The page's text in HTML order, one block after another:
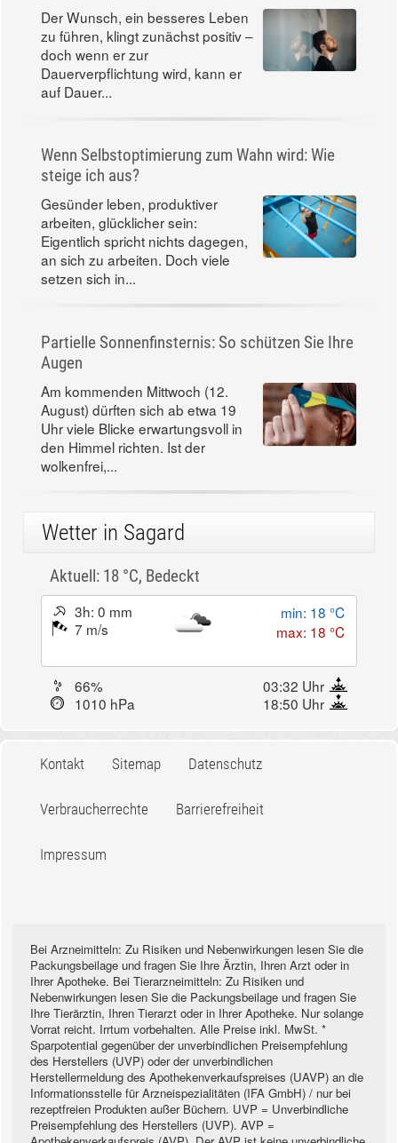
Der Wunsch, ein besseres Leben
zu führen, klingt zunächst positiv –
doch wenn er zur
Dauerverpflichtung wird, kann er
auf Dauer...
Wenn Selbstoptimierung zum Wahn wird: Wie
steige ich aus?
Gesünder leben, produktiver
arbeiten, glücklicher sein:
Eigentlich spricht nichts dagegen,
an sich zu arbeiten. Doch viele
setzen sich in...
Partielle Sonnenfinsternis: So schützen Sie Ihre
Augen
Am kommenden Mittwoch (12.
August) dürften sich ab etwa 19
Uhr viele Blicke erwartungsvoll in
den Himmel richten. Ist der
wolkenfrei,...
Wetter in Sagard
Aktuell: 18 °C, Bedeckt
3h: 0 mm
7 m/s
min: 18 °C
max: 18 °C
66%
03:32 Uhr
1010 hPa
18:50 Uhr
Kontakt Sitemap Datenschutz
Verbraucherrechte Barrierefreiheit
Impressum
Bei Arzneimitteln: Zu Risiken und Nebenwirkungen lesen Sie die
Packungsbeilage und fragen Sie Ihre Ärztin, Ihren Arzt oder in
Ihrer Apotheke. Bei Tierarzneimitteln: Zu Risiken und
Nebenwirkungen lesen Sie die Packungsbeilage und fragen Sie
Ihre Tierärztin, Ihren Tierarzt oder in Ihrer Apotheke. Nur solange
Vorrat reicht. Irrtum vorbehalten. Alle Preise inkl. MwSt. *
Sparpotential gegenüber der unverbindlichen Preisempfehlung
des Herstellers (UVP) oder der unverbindlichen
Herstellermeldung des Apothekenverkaufspreises (UAVP) an die
Informationsstelle für Arzneispezialitäten (IFA GmbH) / nur bei
rezeptfreien Produkten außer Büchern. UVP = Unverbindliche
Preisempfehlung des Herstellers (UVP). AVP =